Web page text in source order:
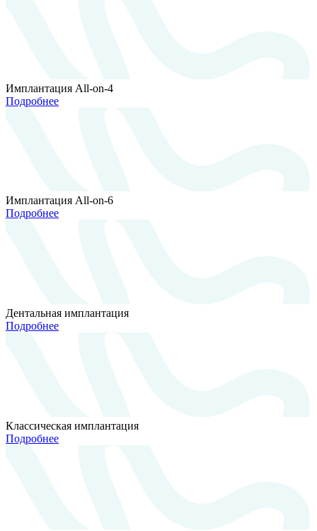
Имплантация All-on-4
Подробнее
Имплантация All-on-6
Подробнее
Дентальная имплантация
Подробнее
Классическая имплантация
Подробнее